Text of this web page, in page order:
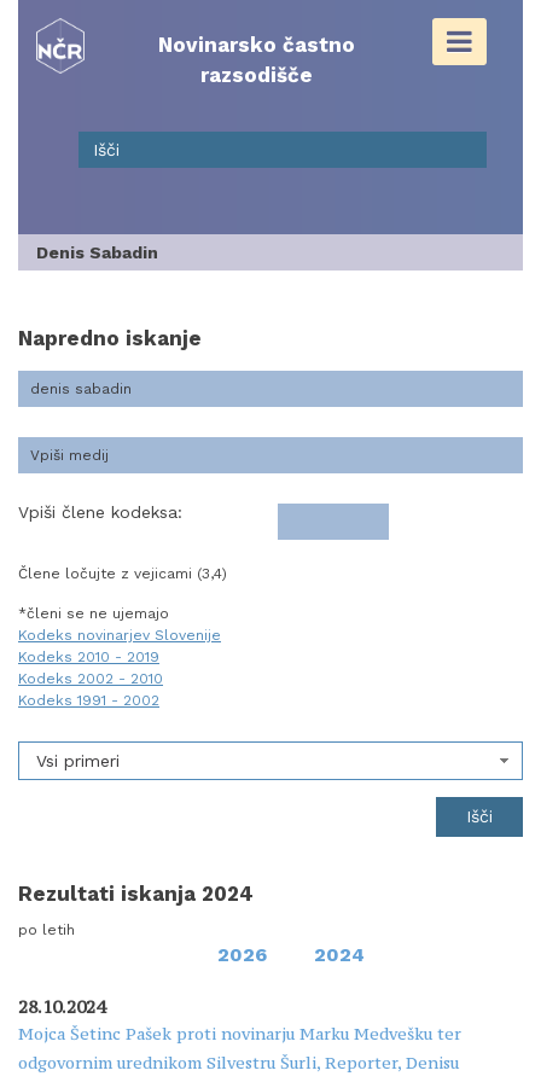
content
Novinarsko častno
razsodišče
Denis Sabadin
Napredno iskanje
Vpiši člene kodeksa:
Člene ločujte z vejicami (3,4)
*členi se ne ujemajo
Kodeks novinarjev Slovenije
Kodeks 2010 - 2019
Kodeks 2002 - 2010
Kodeks 1991 - 2002
Vsi primeri
Rezultati iskanja 2024
po letih
2026 2024
28.10.2024
Mojca Šetinc Pašek proti novinarju Marku Medvešku ter
odgovornim urednikom Silvestru Šurli, Reporter, Denisu